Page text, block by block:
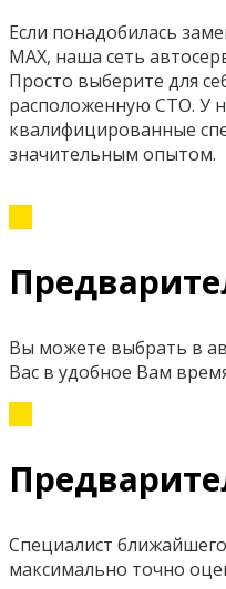
Если понадобилась
MAX, наша сеть
Просто выберите для
расположенную СТО. У
квалифицированные
значительным опытом.
Вы можете выбрать в
Вас в удобное Вам
Специалист
максимально точно